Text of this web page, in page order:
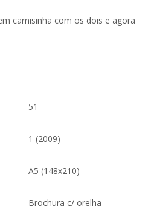
camisinha com os dois e agora
51
1 (2009)
A5 (148x210)
Brochura c/ orelha